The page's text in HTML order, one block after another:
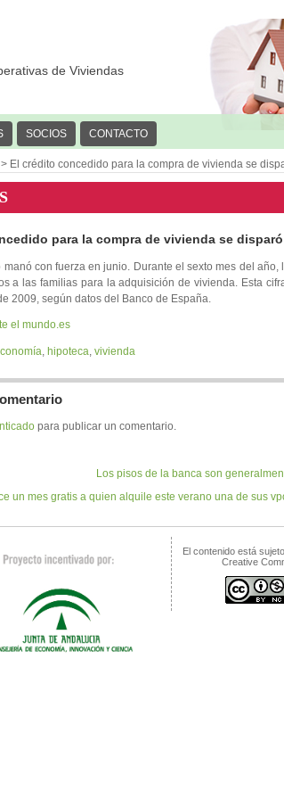
de Viviendas
SOCIOS CONTACTO
> El crédito concedido para la compra de vivienda se
para la compra de vivienda se
manó con fuerza en junio. Durante el sexto mes del
a las familias para la adquisición de vivienda. Esta
2009, según datos del Banco de España.
el mundo.es
hipoteca vivienda
para publicar un comentario.
Los pisos de la banca son
un mes gratis a quien alquile este verano una de sus
El contenido está
Creative